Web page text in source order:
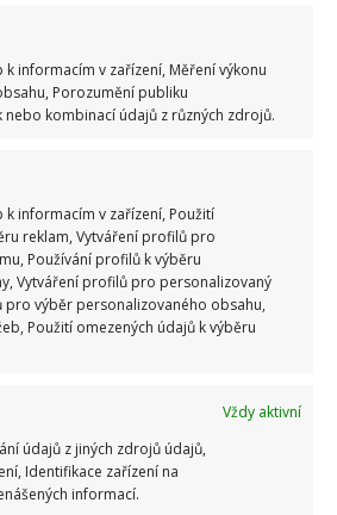
informacím v zařízení, Měření výkonu
Porozumění publiku
kombinací údajů z různých zdrojů.
informacím v zařízení, Použití
reklam, Vytváření profilů pro
Používání profilů k výběru
Vytváření profilů pro personalizovaný
pro výběr personalizovaného obsahu,
Použití omezených údajů k výběru
Vždy aktivní
údajů z jiných zdrojů údajů,
Identifikace zařízení na
informací.